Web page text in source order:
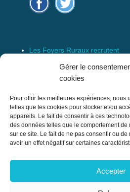
Gérer le
cookies
Pour offrir les meilleures expériences, nous
telles que les cookies pour stocker et/ou
appareils. Le fait de consentir à ces
des données telles que le comportement
sur ce site. Le fait de ne pas consentir ou
avoir un effet négatif sur certaines
Accepter
Les Foyers Ruraux recrutent
Connexion
Espace Membre
Confédération Nationale
& Associations de
17 rue Navoiseau – 93100